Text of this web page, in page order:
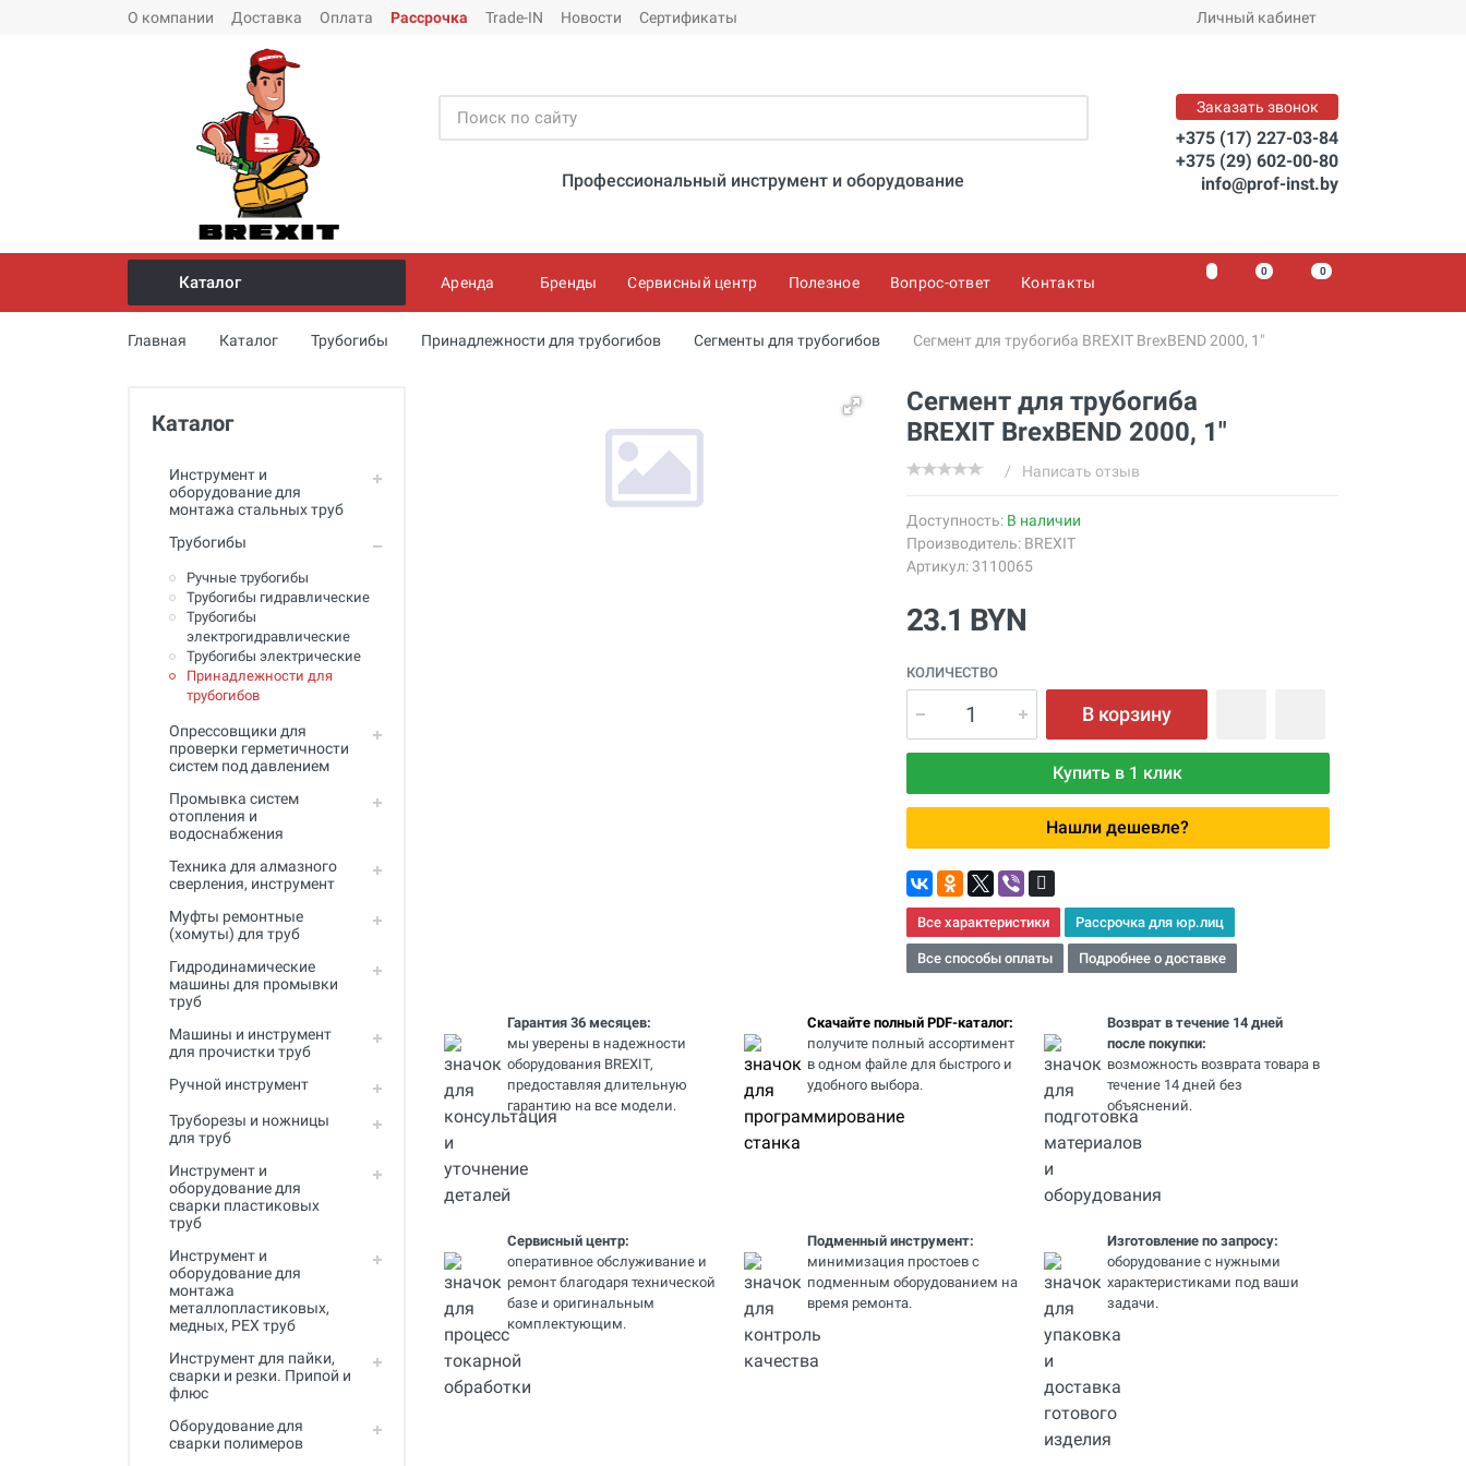
О компании Доставка Оплата Рассрочка Trade-IN Новости Сертификаты Личный кабинет
Профессиональный инструмент и оборудование
Заказать звонок
+375 (17) 227-03-84
+375 (29) 602-00-80
info@prof-inst.by
Инструмент и оборудование для
монтажа стальных труб
Опрессовщики для проверки
Промывка систем отопления и
водоснабжения
сверления, инструмент
Муфты ремонтные (хомуты) для
Гидродинамические машины
для промывки труб
Машины и инструмент для
прочистки труб
Труборезы и ножницы для труб
Инструмент и оборудование для
сварки пластиковых труб
Инструмент и оборудование для
монтажа металлопластиковых,
Инструмент для пайки, сварки и
резки. Припой и флюс
Оборудование для сварки
телеинспекции трубопроводов
Малая дорожная техника
Алмазные диски
Сверлильные станки
Фаскосъемные станки
Инструмент для укладки
напольных покрытий
Строительный инструмент и
оборудование
Каталог Аренда Бренды Сервисный центр Полезное Вопрос-ответ Контакты
0 00
Главная Каталог Трубогибы Принадлежности для трубогибов Сегменты для трубогибов Сегмент для трубогиба BREXIT BrexBEND 2000, 1"
Каталог
Инструмент и
оборудование для
монтажа стальных труб
Трубогибы
Ручные трубогибы
Трубогибы гидравлические
Трубогибы
электрогидравлические
Трубогибы электрические
Принадлежности для
трубогибов
Опрессовщики для
проверки герметичности
систем под давлением
Промывка систем
отопления и
водоснабжения
Техника для алмазного
сверления, инструмент
Муфты ремонтные
(хомуты) для труб
Гидродинамические
машины для промывки
труб
Машины и инструмент
для прочистки труб
Ручной инструмент
Труборезы и ножницы
для труб
Инструмент и
оборудование для
сварки пластиковых
труб
Инструмент и
оборудование для
монтажа
металлопластиковых,
медных, PEX труб
Инструмент для пайки,
сварки и резки. Припой и
флюс
Оборудование для
сварки полимеров
Сегмент для трубогиба
BREXIT BrexBEND 2000, 1"
/ Написать отзыв
Доступность: В наличии
Производитель: BREXIT
Артикул: 3110065
23.1 BYN
КОЛИЧЕСТВО
В корзину
Купить в 1 клик
Нашли дешевле?
Все характеристики Рассрочка для юр.лиц
Все способы оплаты Подробнее о доставке
Гарантия 36 месяцев:
мы уверены в надежности
оборудования BREXIT,
предоставляя длительную
гарантию на все модели.
Скачайте полный PDF-каталог:
получите полный ассортимент
в одном файле для быстрого и
удобного выбора.
Возврат в течение 14 дней
после покупки:
возможность возврата товара в
течение 14 дней без
объяснений.
Сервисный центр:
оперативное обслуживание и
ремонт благодаря технической
базе и оригинальным
комплектующим.
Подменный инструмент:
минимизация простоев с
подменным оборудованием на
время ремонта.
Изготовление по запросу:
оборудование с нужными
характеристиками под ваши
задачи.
В корзину